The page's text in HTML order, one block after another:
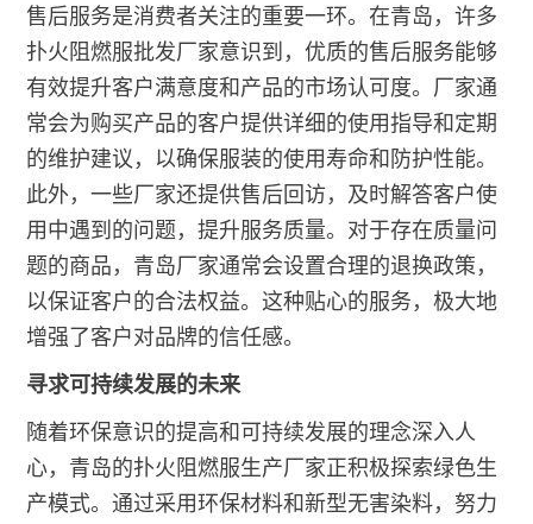
售后服务是消费者关注的重要一环。在青岛，许多
扑火阻燃服批发厂家意识到，优质的售后服务能够
有效提升客户满意度和产品的市场认可度。厂家通
常会为购买产品的客户提供详细的使用指导和定期
的维护建议，以确保服装的使用寿命和防护性能。
此外，一些厂家还提供售后回访，及时解答客户使
用中遇到的问题，提升服务质量。对于存在质量问
题的商品，青岛厂家通常会设置合理的退换政策，
以保证客户的合法权益。这种贴心的服务，极大地
增强了客户对品牌的信任感。
寻求可持续发展的未来
随着环保意识的提高和可持续发展的理念深入人
心，青岛的扑火阻燃服生产厂家正积极探索绿色生
产模式。通过采用环保材料和新型无害染料，努力